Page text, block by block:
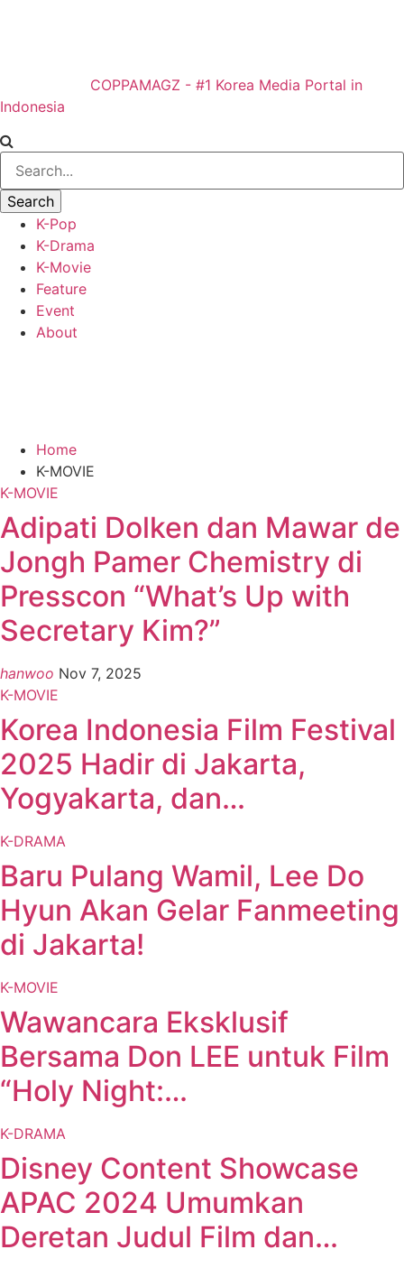
COPPAMAGZ - #1 Korea Media Portal in
Indonesia
K-Pop
K-Drama
K-Movie
Feature
Event
About
Home
K-MOVIE
K-MOVIE
Adipati Dolken dan Mawar de
Jongh Pamer Chemistry di
Presscon “What’s Up with
Secretary Kim?”
hanwoo Nov 7, 2025
K-MOVIE
Korea Indonesia Film Festival
2025 Hadir di Jakarta,
Yogyakarta, dan…
K-DRAMA
Baru Pulang Wamil, Lee Do
Hyun Akan Gelar Fanmeeting
di Jakarta!
K-MOVIE
Wawancara Eksklusif
Bersama Don LEE untuk Film
“Holy Night:…
K-DRAMA
Disney Content Showcase
APAC 2024 Umumkan
Deretan Judul Film dan…